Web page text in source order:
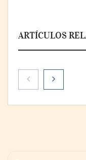
ARTÍCULOS